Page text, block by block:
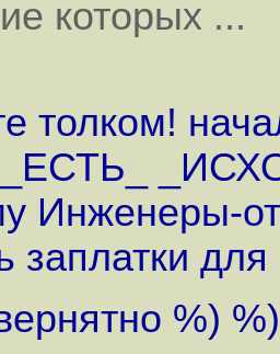
которых ...
толком!
Инженеры-
заплатки
%)